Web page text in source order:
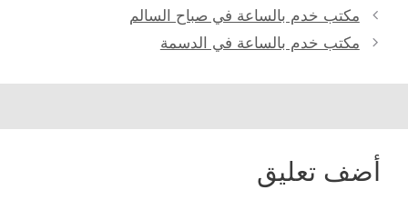
مكتب خدم بالساعة في صباح السالم
مكتب خدم بالساعة في الدسمة
أضف تعليق